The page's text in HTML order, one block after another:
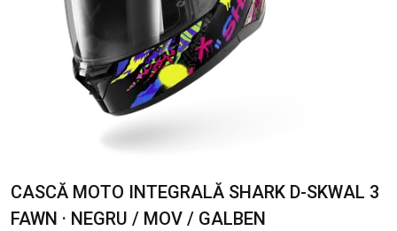
CASCĂ MOTO INTEGRALĂ SHARK D-SKWAL 3
FAWN · NEGRU / MOV / GALBEN